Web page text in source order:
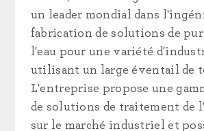
un leader mondial dans
fabrication de solutions de
l'eau pour une variété
utilisant un large éventail de
L'entreprise propose une
de solutions de traitement de
sur le marché industriel et